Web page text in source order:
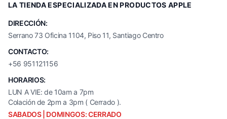
LA TIENDA ESPECIALIZADA EN PRODUCTOS APPLE
DIRECCIÓN:
Serrano 73 Oficina 1104, Piso 11, Santiago Centro
CONTACTO:
+56 951121156
HORARIOS:
LUN A VIE: de 10am a 7pm
Colación de 2pm a 3pm ( Cerrado ).
SABADOS | DOMINGOS: CERRADO